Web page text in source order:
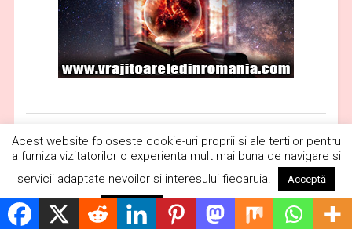
Acest website foloseste cookie-uri proprii si ale tertilor pentru
a furniza vizitatorilor o experienta mult mai buna de navigare si
servicii adaptate nevoilor si interesului fiecaruia.
Acceptă
Respinge Citește mai mult